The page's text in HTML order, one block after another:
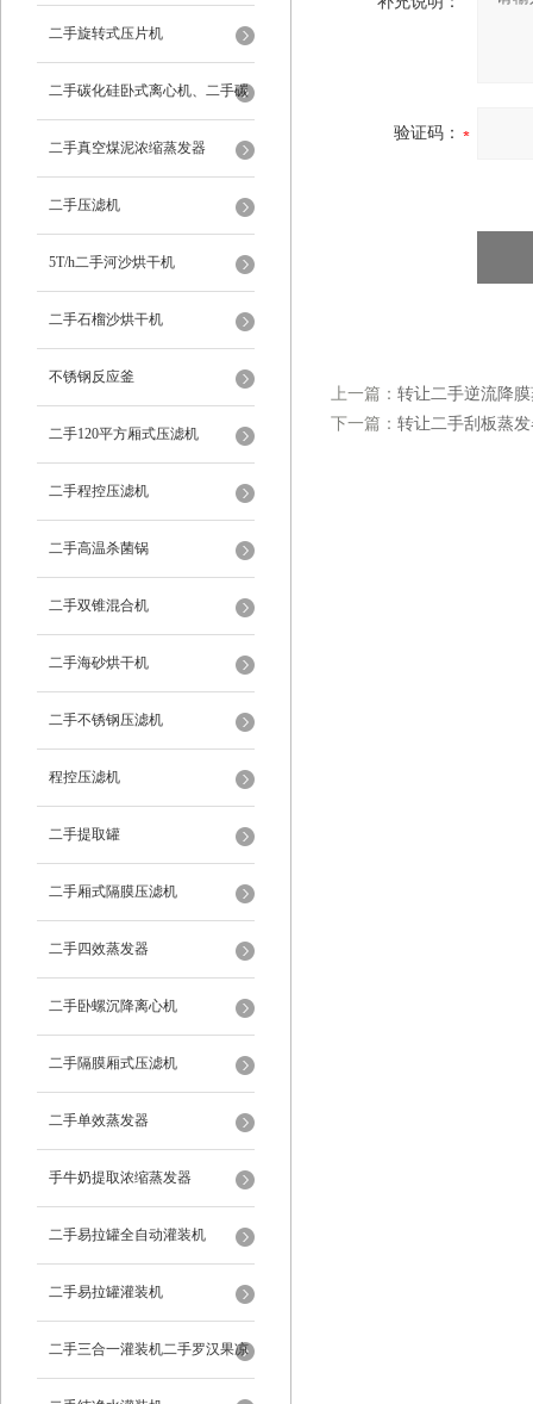
二手旋转式压片机
二手碳化硅卧式离心机、二手碳
化硅分级机、二手碳化硅水洗离
心机
二手真空煤泥浓缩蒸发器
二手压滤机
5T/h二手河沙烘干机
二手石榴沙烘干机
不锈钢反应釜
二手120平方厢式压滤机
二手程控压滤机
二手高温杀菌锅
二手双锥混合机
二手海砂烘干机
二手不锈钢压滤机
程控压滤机
二手提取罐
二手厢式隔膜压滤机
二手四效蒸发器
二手卧螺沉降离心机
二手隔膜厢式压滤机
二手单效蒸发器
手牛奶提取浓缩蒸发器
二手易拉罐全自动灌装机
二手易拉罐灌装机
二手三合一灌装机二手罗汉果凉
验证码：
上一篇： 转让二手逆流降
下一篇： 转让二手刮板蒸